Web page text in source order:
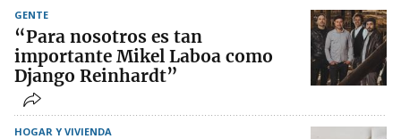
GENTE
“Para nosotros es tan
importante Mikel Laboa como
Django Reinhardt”
HOGAR Y VIVIENDA